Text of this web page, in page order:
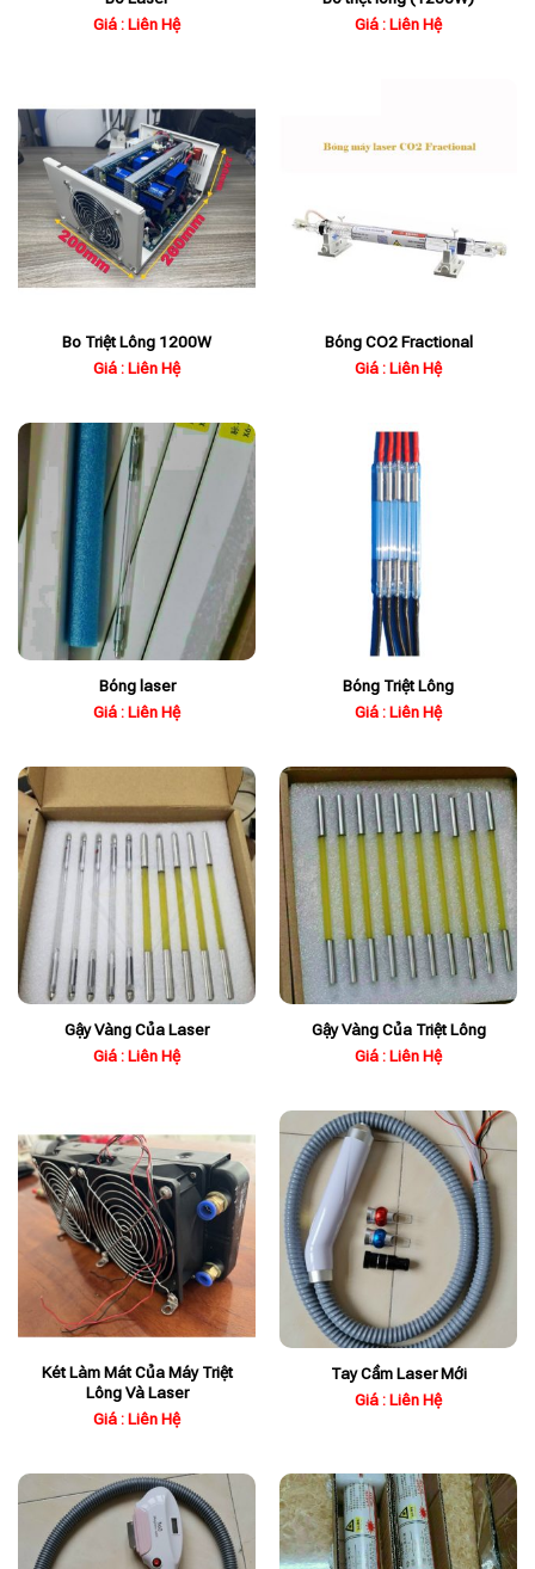
Giá : Liên Hệ
Giá : Liên Hệ
Bo Triệt Lông 1200W
Giá : Liên Hệ
Bóng CO2 Fractional
Giá : Liên Hệ
Bóng laser
Giá : Liên Hệ
Bóng Triệt Lông
Giá : Liên Hệ
Gậy Vàng Của Laser
Giá : Liên Hệ
Gậy Vàng Của Triệt Lông
Giá : Liên Hệ
Két Làm Mát Của Máy Triệt
Lông Và Laser
Giá : Liên Hệ
Tay Cầm Laser Mới
Giá : Liên Hệ